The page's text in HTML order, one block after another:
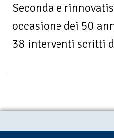
Seconda e
occasione dei 50
38 interventi scritti